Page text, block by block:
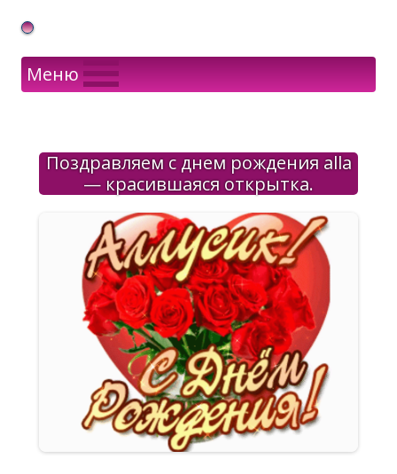
Gif Открытки в подарок
Меню
Поздравляем с днем рождения alla
— красившаяся открытка.